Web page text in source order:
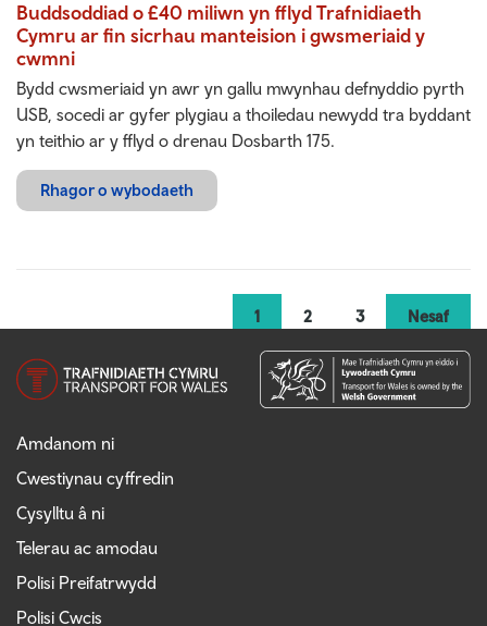
Buddsoddiad o £40 miliwn yn fflyd Trafnidiaeth
Cymru ar fin sicrhau manteision i gwsmeriaid y
cwmni
Bydd cwsmeriaid yn awr yn gallu mwynhau defnyddio pyrth
USB, socedi ar gyfer plygiau a thoiledau newydd tra byddant
yn teithio ar y fflyd o drenau Dosbarth 175.
Rhagor o wybodaeth
1 2 3 Nesaf
Amdanom ni
Cwestiynau cyffredin
Cysylltu â ni
Telerau ac amodau
Polisi Preifatrwydd
Polisi Cwcis